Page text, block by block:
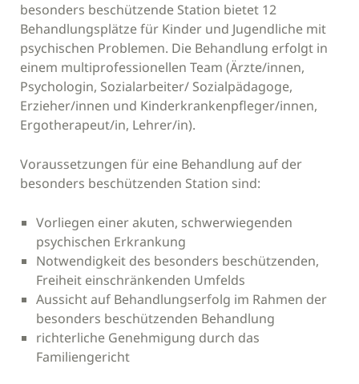
besonders beschützende Station bietet 12
Behandlungsplätze für Kinder und Jugendliche mit
psychischen Problemen. Die Behandlung erfolgt in
einem multiprofessionellen Team (Ärzte/innen,
Psychologin, Sozialarbeiter/ Sozialpädagoge,
Erzieher/innen und Kinderkrankenpfleger/innen,
Ergotherapeut/in, Lehrer/in).
Voraussetzungen für eine Behandlung auf der
besonders beschützenden Station sind:
Vorliegen einer akuten, schwerwiegenden
psychischen Erkrankung
Notwendigkeit des besonders beschützenden,
Freiheit einschränkenden Umfelds
Aussicht auf Behandlungserfolg im Rahmen der
besonders beschützenden Behandlung
richterliche Genehmigung durch das
Familiengericht